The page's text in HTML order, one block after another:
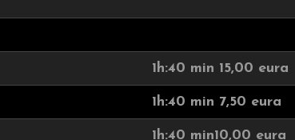
1h:40 min 15,00 eura
1h:40 min 7,50 eura
1h:40 min10,00 eura